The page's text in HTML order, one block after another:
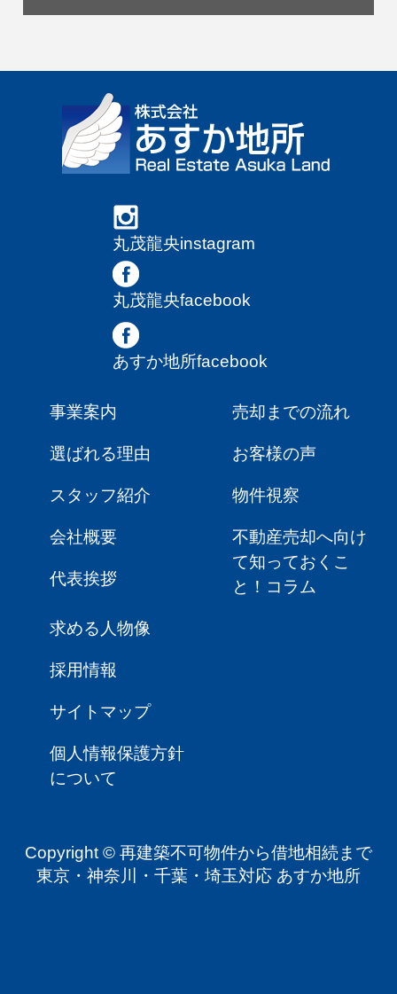
丸茂龍央instagram
丸茂龍央facebook
あすか地所facebook
事業案内
選ばれる理由
スタッフ紹介
会社概要
代表挨拶
売却までの流れ
お客様の声
物件視察
不動産売却へ向け
て知っておくこ
と！コラム
求める人物像
採用情報
サイトマップ
個人情報保護方針
について
Copyright © 再建築不可物件から借地相続まで
東京・神奈川・千葉・埼玉対応 あすか地所